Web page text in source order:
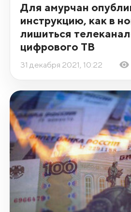
Для амурчан
инструкцию, как в
лишиться
цифрового ТВ
31 декабря 2021, 10:22